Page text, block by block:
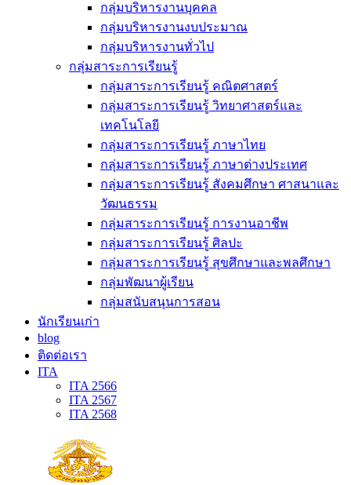
กลุ่มบริหารงานบุคคล
กลุ่มบริหารงานงบประมาณ
กลุ่มบริหารงานทั่วไป
กลุ่มสาระการเรียนรู้
กลุ่มสาระการเรียนรู้ คณิตศาสตร์
กลุ่มสาระการเรียนรู้ วิทยาศาสตร์และ
เทคโนโลยี
กลุ่มสาระการเรียนรู้ ภาษาไทย
กลุ่มสาระการเรียนรู้ ภาษาต่างประเทศ
กลุ่มสาระการเรียนรู้ สังคมศึกษา ศาสนาและ
วัฒนธรรม
กลุ่มสาระการเรียนรู้ การงานอาชีพ
กลุ่มสาระการเรียนรู้ ศิลปะ
กลุ่มสาระการเรียนรู้ สุขศึกษาและพลศึกษา
กลุ่มพัฒนาผู้เรียน
กลุ่มสนับสนุนการสอน
นักเรียนเก่า
blog
ติดต่อเรา
ITA
ITA 2566
ITA 2567
ITA 2568